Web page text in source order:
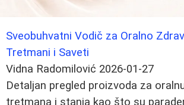
Sveobuhvatni Vodič za Oralno
Tretmani i Saveti
Vidna Radomilović 2026-01-27
Detaljan pregled proizvoda za
tretmana i stanja kao što su